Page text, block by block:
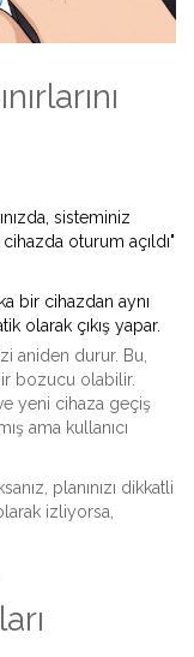
sisteminiz
oturum açıldı"
bir cihazdan aynı
olarak çıkış yapar.
aniden durur. Bu,
bozucu olabilir.
yeni cihaza geçiş
ama kullanıcı
planınızı dikkatli
izliyorsa,